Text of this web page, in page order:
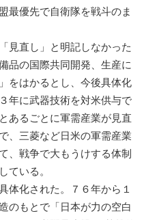
最優先で自衛隊を戦斗のま
見直し」と明記しなかった
品の国際共同開発、生産に
をはかるとし、今後具体化
年に武器技術を対米供与で
あるごとに軍需産業が見直
、三菱など日米の軍需産業
、戦争で大もうけする体制
ている。
化された。７６年から１
のもとで「日本が力の空白